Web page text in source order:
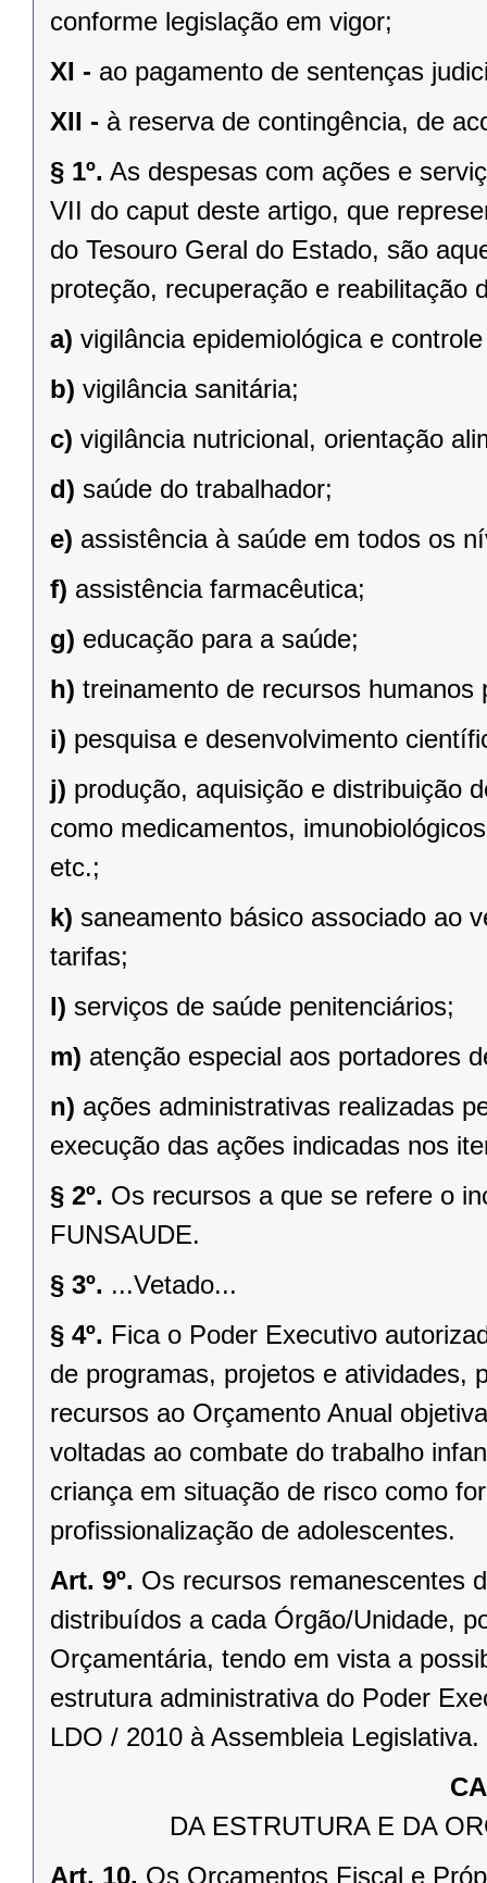
conforme legislação em vigor;
XI - ao pagamento de sentenças
XII - à reserva de contingência, de
§ 1º. As despesas com ações e
VII do caput deste artigo, que
do Tesouro Geral do Estado, são
proteção, recuperação e reabilitação
a) vigilância epidemiológica e
b) vigilância sanitária;
c) vigilância nutricional, orientação
d) saúde do trabalhador;
e) assistência à saúde em todos os
f) assistência farmacêutica;
g) educação para a saúde;
h) treinamento de recursos humanos
i) pesquisa e desenvolvimento
j) produção, aquisição e distribuição
como medicamentos,
etc.;
k) saneamento básico associado ao
tarifas;
l) serviços de saúde penitenciários;
m) atenção especial aos portadores
n) ações administrativas realizadas
execução das ações indicadas nos
§ 2º. Os recursos a que se refere o
FUNSAUDE.
§ 3º. ...Vetado...
§ 4º. Fica o Poder Executivo
de programas, projetos e atividades,
recursos ao Orçamento Anual
voltadas ao combate do trabalho
criança em situação de risco como
profissionalização de adolescentes.
Art. 9º. Os recursos remanescentes
distribuídos a cada Órgão/Unidade,
Orçamentária, tendo em vista a
estrutura administrativa do Poder
LDO / 2010 à Assembleia Legislativa.
DA ESTRUTURA E DA
Art. 10. Os Orçamentos Fiscal e